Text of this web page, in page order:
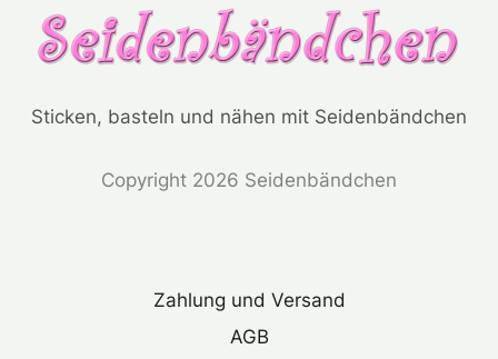
Sticken, basteln und nähen mit Seidenbändchen
Copyright 2026 Seidenbändchen
Zahlung und Versand
AGB